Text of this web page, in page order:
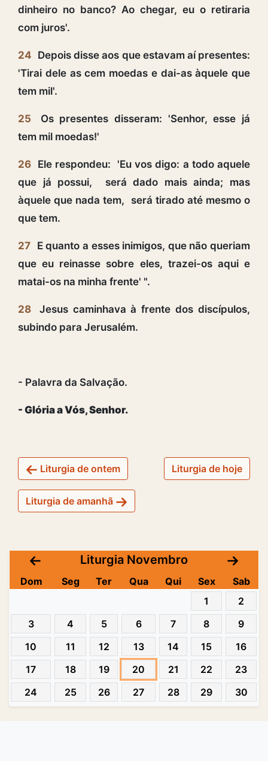
dinheiro no banco? Ao chegar, eu o retiraria
com juros'.
24 Depois disse aos que estavam aí presentes:
'Tirai dele as cem moedas e dai-as àquele que
tem mil'.
25
Os presentes disseram: 'Senhor, esse já
tem mil moedas!'
26 Ele respondeu: 'Eu vos digo: a todo aquele
que já possui, será dado mais ainda; mas
àquele que nada tem, será tirado até mesmo o
que tem.
27 E quanto a esses inimigos, que não queriam
que eu reinasse sobre eles, trazei-os aqui e
matai-os na minha frente' ".
28
Jesus caminhava à frente dos discípulos,
subindo para Jerusalém.
- Palavra da Salvação.
- Glória a Vós, Senhor.
Liturgia de ontem Liturgia de hoje
Liturgia de amanhã
Liturgia Novembro
Dom Seg Ter Qua Qui Sex
Sab
1
2
3
4 5 6 7 8
9
10
11 12 13 14 15
16
17
18 19 20 21 22
23
24
25 26 27 28 29 30